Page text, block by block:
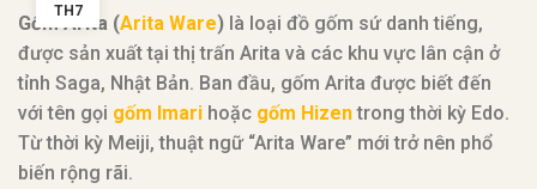
TH7
Gốm Arita (Arita Ware) là loại đồ gốm sứ danh tiếng,
được sản xuất tại thị trấn Arita và các khu vực lân cận ở
tỉnh Saga, Nhật Bản. Ban đầu, gốm Arita được biết đến
với tên gọi gốm Imari hoặc gốm Hizentrong thời kỳ Edo.
Từ thời kỳ Meiji, thuật ngữ “Arita Ware” mới trở nên phổ
biến rộng rãi.